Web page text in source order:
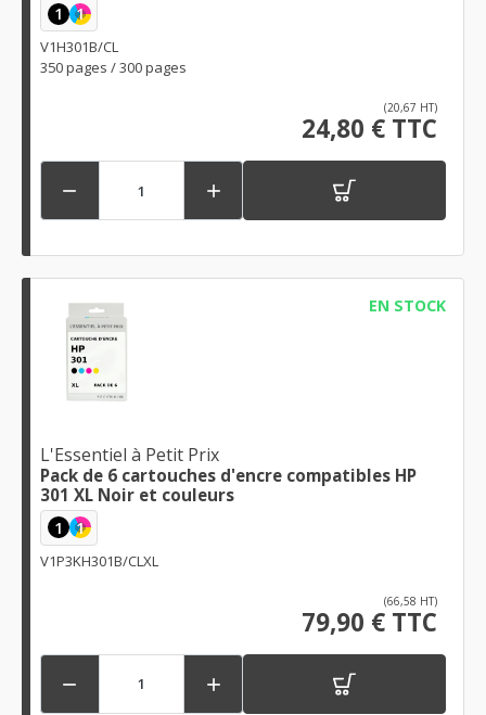
1 1
V1H301B/CL
350 pages / 300 pages
(20,67 HT)
24,80 € TTC
 
EN STOCK
L'Essentiel à Petit Prix
Pack de 6 cartouches d'encre compatibles HP
301 XL Noir et couleurs
1 1
V1P3KH301B/CLXL
(66,58 HT)
79,90 € TTC
 